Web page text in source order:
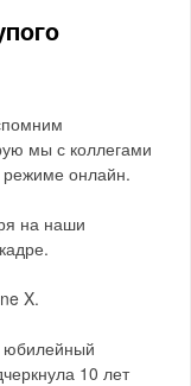
мы с коллегами
режиме онлайн.
на наши
X.
юбилейный
10 лет